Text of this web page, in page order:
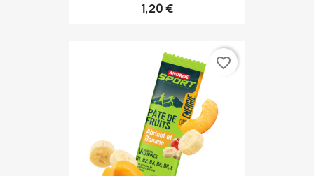
1,20 €
favorite_border